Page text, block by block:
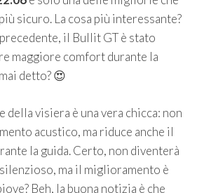
sicuro. La cosa più interessante?
il Bullit GT è stato
maggiore comfort durante la
detto? 😍
della visiera è una vera chicca: non
acustico, ma riduce anche il
la guida. Certo, non diventerà
ma il miglioramento è
Beh, la buona notizia è che